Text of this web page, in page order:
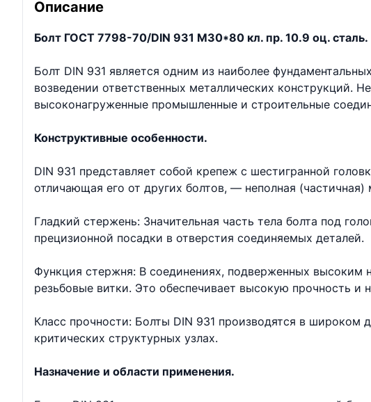
Описание
Болт ГОСТ 7798-70/DIN 931 М30*80 кл. пр. 10.9 оц. сталь.
Болт DIN 931 является одним из наиболее
возведении ответственных металлических конструкций.
высоконагруженные промышленные и строительные
Конструктивные особенности.
DIN 931 представляет собой крепеж с шестигранной
отличающая его от других болтов, — неполная (частичная)
Гладкий стержень: Значительная часть тела болта под
прецизионной посадки в отверстия соединяемых деталей.
Функция стержня: В соединениях, подверженных высоким
резьбовые витки. Это обеспечивает высокую прочность и
Класс прочности: Болты DIN 931 производятся в широком
критических структурных узлах.
Назначение и области применения.